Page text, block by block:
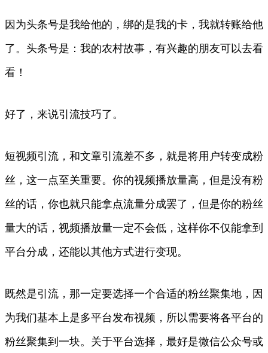
因为头条号是我给他的，绑的是我的卡，我就转账给他
了。头条号是：我的农村故事，有兴趣的朋友可以去看
看！
好了，来说引流技巧了。
短视频引流，和文章引流差不多，就是将用户转变成粉
丝，这一点至关重要。你的视频播放量高，但是没有粉
丝的话，你也就只能拿点流量分成罢了，但是你的粉丝
量大的话，视频播放量一定不会低，这样你不仅能拿到
平台分成，还能以其他方式进行变现。
既然是引流，那一定要选择一个合适的粉丝聚集地，因
为我们基本上是多平台发布视频，所以需要将各平台的
粉丝聚集到一块。关于平台选择，最好是微信公众号或